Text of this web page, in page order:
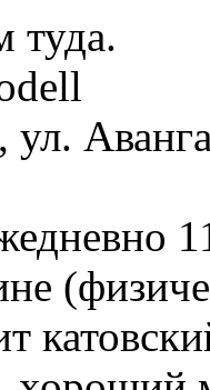
туда.
ул.